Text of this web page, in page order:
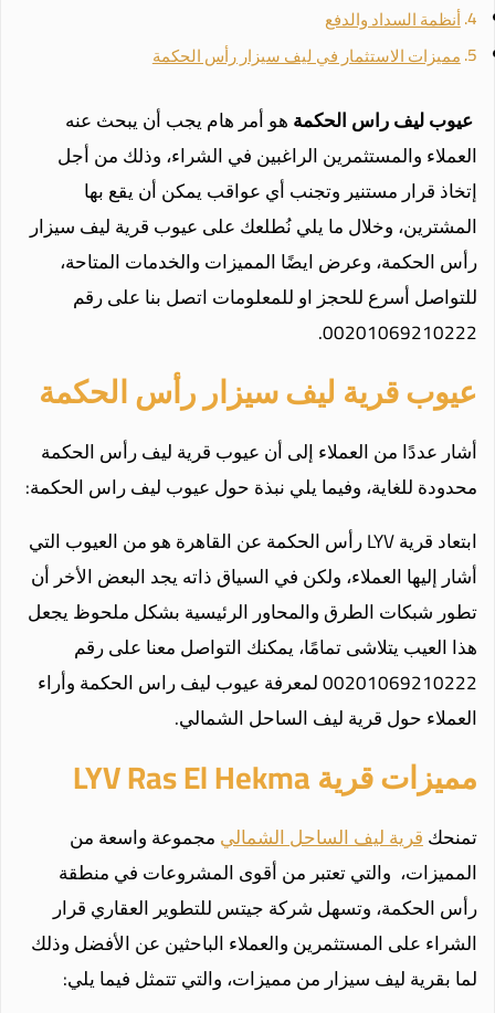
أنظمة السداد والدفع
مميزات الاستثمار في ليف سيزار رأس الحكمة
عيوب ليف راس الحكمةهو أمر هام يجب أن يبحث عنه
العملاء والمستثمرين الراغبين في الشراء، وذلك من أجل
إتخاذ قرار مستنير وتجنب أي عواقب يمكن أن يقع بها
المشترين، وخلال ما يلي نُطلعك على عيوب قرية ليف سيزار
رأس الحكمة، وعرض ايضًا المميزات والخدمات المتاحة،
للتواصل أسرع للحجز او للمعلومات اتصل بنا على رقم
00201069210222.
عيوب قرية ليف سيزار رأس الحكمة
أشار عددًا من العملاء إلى أن عيوب قرية ليف رأس الحكمة
محدودة للغاية، وفيما يلي نبذة حول عيوب ليف راس الحكمة:
ابتعاد قرية LYV رأس الحكمة عن القاهرة هو من العيوب التي
أشار إليها العملاء، ولكن في السياق ذاته يجد البعض الأخر أن
تطور شبكات الطرق والمحاور الرئيسية بشكل ملحوظ يجعل
هذا العيب يتلاشى تمامًا، يمكنك التواصل معنا على رقم
00201069210222 لمعرفة عيوب ليف راس الحكمة وأراء
العملاء حول قرية ليف الساحل الشمالي.
مميزات قرية LYV Ras El Hekma
تمنحكقرية ليف الساحل الشماليمجموعة واسعة من
المميزات، والتي تعتبر من أقوى المشروعات في منطقة
رأس الحكمة، وتسهل شركة جيتس للتطوير العقاري قرار
الشراء على المستثمرين والعملاء الباحثين عن الأفضل وذلك
لما بقرية ليف سيزار من مميزات، والتي تتمثل فيما يلي: